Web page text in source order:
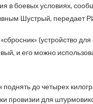
в боевых условиях,
Шустрый, передает
(устройство
и его можно
до четырех
провизии для